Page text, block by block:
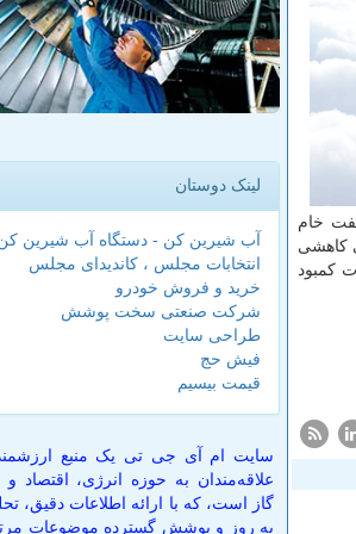
خام
كاهشی
كمبود
لینک دوستان
آب شیرین کن - دستگاه آب شیرین
انتخابات مجلس ، کاندیدای مجلس
خرید و فروش خودرو
شرکت صنعتی سخت پوشش
طراحی سایت
فیش حج
قیمت بیسیم
سایت ام آی جی تی یک منبع
علاقه‌مندان به حوزه انرژی، اقتصاد
گاز است، که با ارائه اطلاعات دقیق،
به روز و پوشش گسترده موضوعات